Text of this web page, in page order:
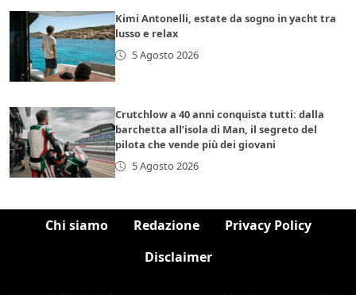
Kimi Antonelli, estate da sogno in yacht tra
lusso e relax
5 Agosto 2026
Crutchlow a 40 anni conquista tutti: dalla
barchetta all’isola di Man, il segreto del
pilota che vende più dei giovani
5 Agosto 2026
Chi siamo Redazione
Privacy Policy
Disclaimer